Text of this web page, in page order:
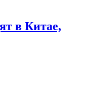
в Китае,